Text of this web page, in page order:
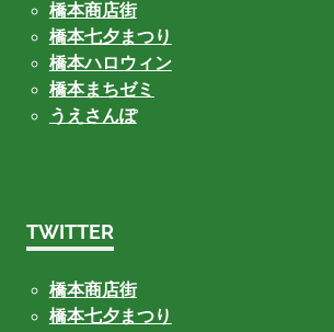
橋本商店街
橋本七夕まつり
橋本ハロウィン
橋本まちゼミ
うえさんぽ
TWITTER
橋本商店街
橋本七夕まつり